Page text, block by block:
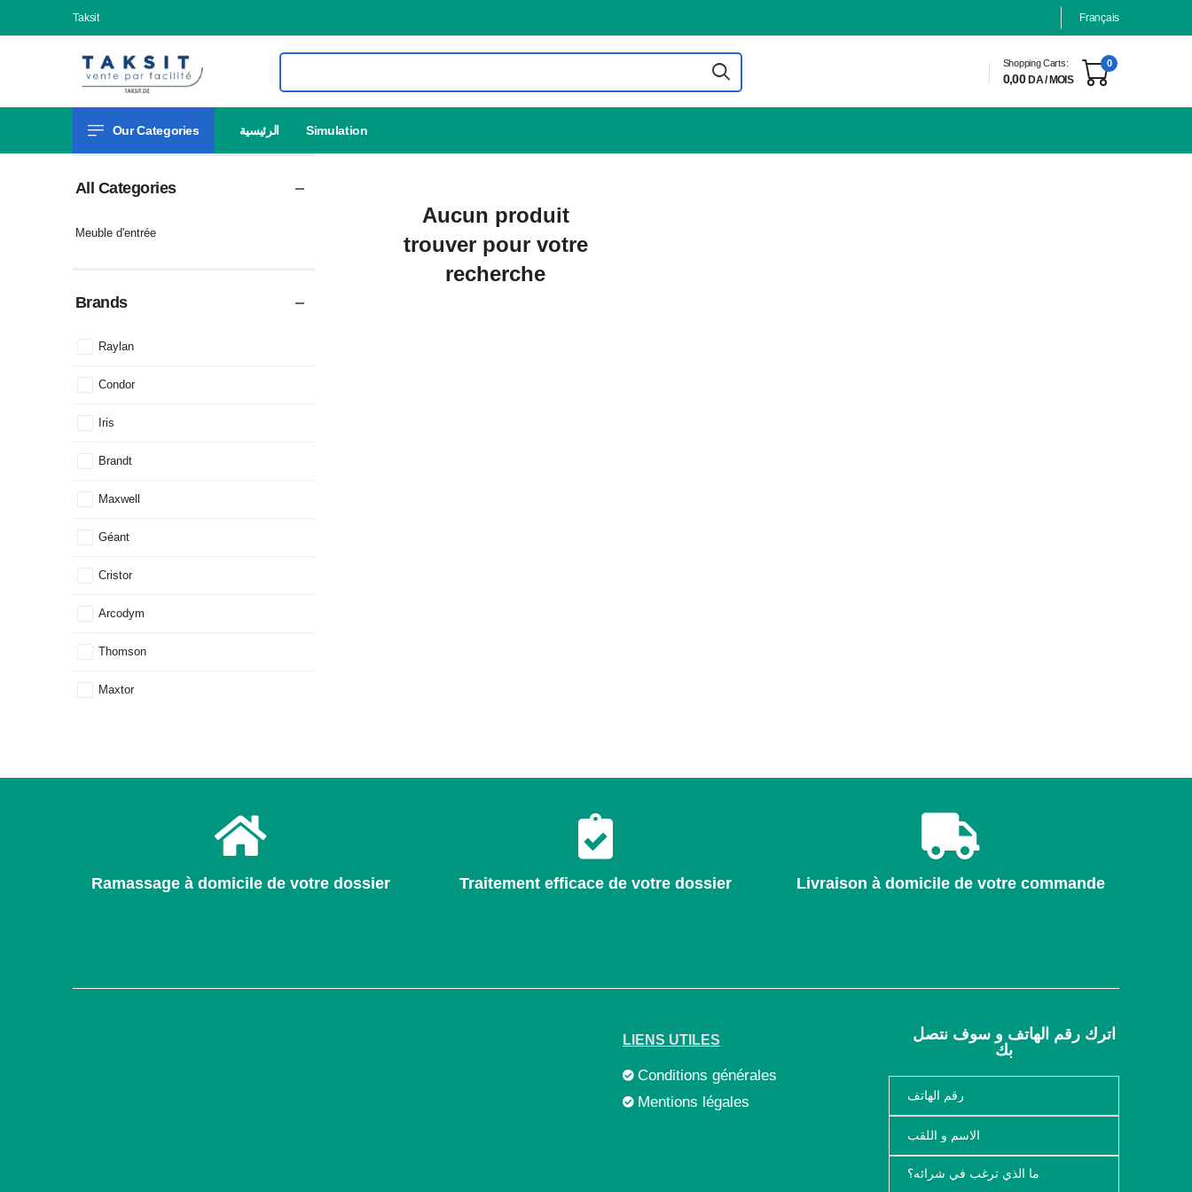
Taksit Français
Shopping Carts:
0,00DA / MOIS
0
Our Categories الرئيسية Simulation
All Categories
Meuble d'entrée
Brands
Raylan
Condor
Iris
Brandt
Maxwell
Géant
Cristor
Arcodym
Thomson
Maxtor
Aucun produit
trouver pour votre
recherche
Ramassage à domicile de votre dossier Traitement efficace de votre dossier Livraison à domicile de votre commande
LIENS UTILES
Conditions générales
Mentions légales
بك